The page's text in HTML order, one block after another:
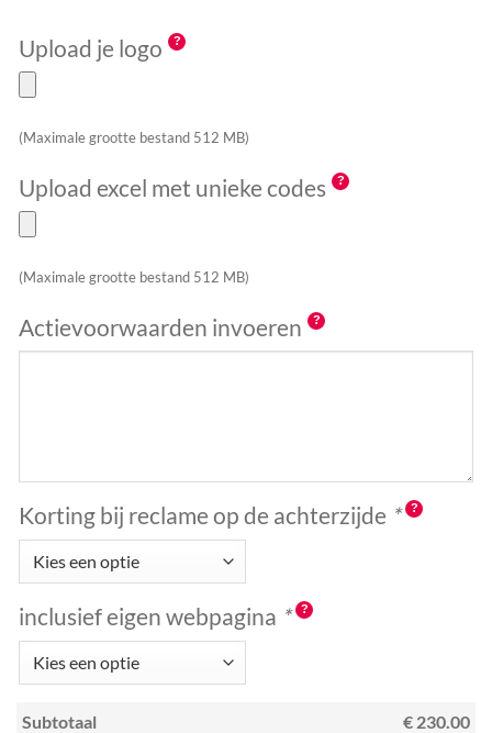
Upload je logo
(Maximale grootte bestand 512 MB)
Upload excel met unieke codes
(Maximale grootte bestand 512 MB)
Actievoorwaarden invoeren
Korting bij reclame op de achterzijde *
inclusief eigen webpagina *
Subtotaal
€ 230.00